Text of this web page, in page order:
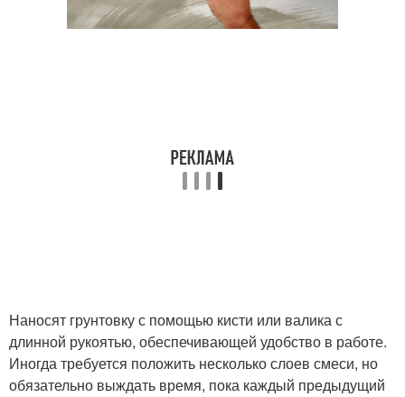
Наносят грунтовку с помощью кисти или валика с
длинной рукоятью, обеспечивающей удобство в работе.
Иногда требуется положить несколько слоев смеси, но
обязательно выждать время, пока каждый предыдущий